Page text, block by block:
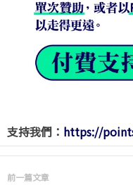
支持我們： https://
前一篇文章